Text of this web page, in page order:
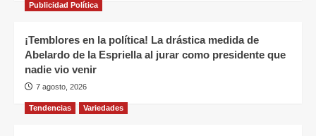
Publicidad Política
¡Temblores en la política! La drástica medida de
Abelardo de la Espriella al jurar como presidente que
nadie vio venir
7 agosto, 2026
Tendencias Variedades